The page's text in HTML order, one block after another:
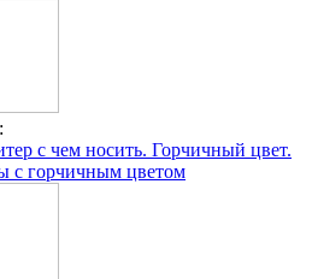
с чем носить. Горчичный цвет.
с горчичным цветом